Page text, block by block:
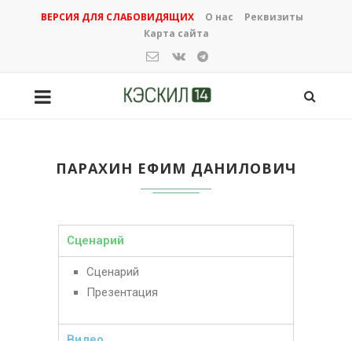
ВЕРСИЯ ДЛЯ СЛАБОВИДЯЩИХ О нас
Реквизиты
Карта сайта
ПАРАХИН ЕФИМ ДАНИЛОВИЧ
Сценарий
Сценарий
Презентация